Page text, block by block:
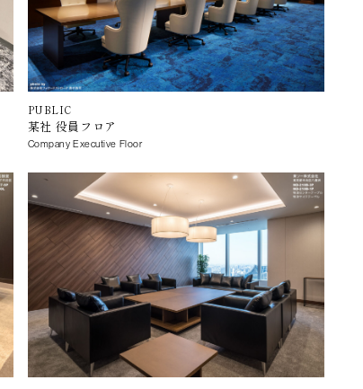
PUBLIC
某社 役員フロア
Company Executive Floor